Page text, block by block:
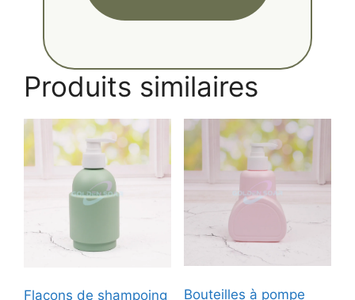
Produits similaires
Flacons de shampoing
Bouteilles à pompe